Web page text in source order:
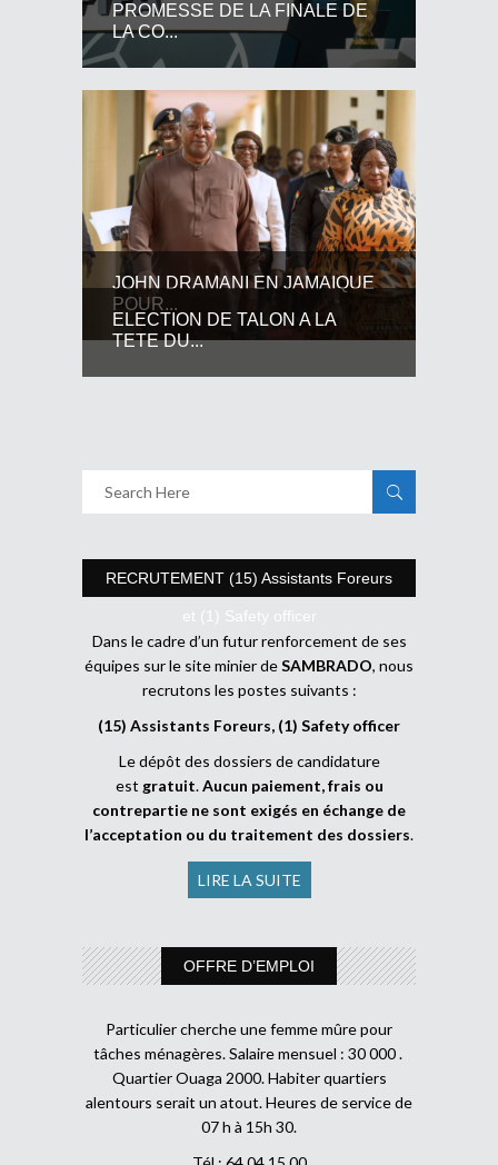
PROMESSE DE LA FINALE DE
LA CO...
JOHN DRAMANI EN JAMAIQUE
POUR...
ELECTION DE TALON A LA
TETE DU...
RECRUTEMENT (15) Assistants Foreurs
et (1) Safety officer
Dans le cadre d’un futur renforcement de ses
équipes sur le site minier deSAMBRADO, nous
recrutons les postes suivants :
(15) Assistants Foreurs, (1) Safety officer
Le dépôt des dossiers de candidature
est gratuit.Aucun paiement, frais ou
contrepartie ne sont exigés en échange de
l’acceptation ou du traitement des dossiers.
LIRE LA SUITE
OFFRE D’EMPLOI
Particulier cherche une femme mûre pour
tâches ménagères. Salaire mensuel : 30 000 .
Quartier Ouaga 2000. Habiter quartiers
alentours serait un atout. Heures de service de
07 h à 15h 30.